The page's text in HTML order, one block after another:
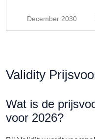
December 2030
Validity
Wat is de
voor 2026?